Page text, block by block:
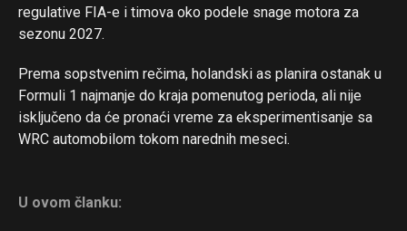
regulative FIA-e i timova oko podele snage motora za
sezonu 2027.
Prema sopstvenim rečima, holandski as planira ostanak u
Formuli 1 najmanje do kraja pomenutog perioda, ali nije
isključeno da će pronaći vreme za eksperimentisanje sa
WRC automobilom tokom narednih meseci.
U ovom članku: